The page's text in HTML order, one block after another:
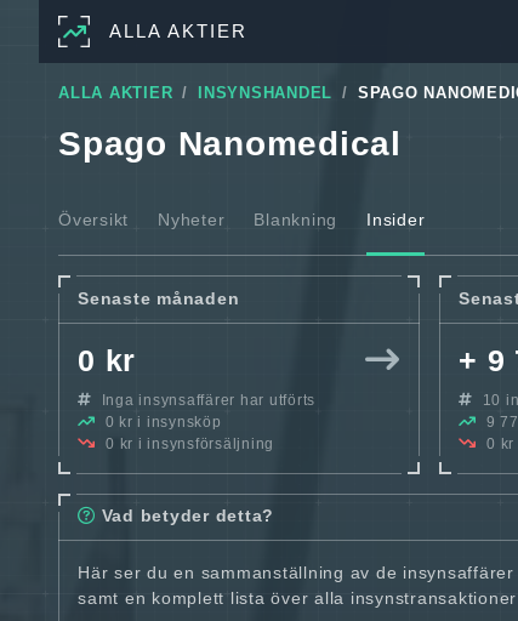
ALLA AKTIER
ALLA AKTIER INSYNSHANDEL SPAGO
Spago Nanomedical
Översikt Nyheter Blankning Insider
Senaste månaden
0 kr
Inga insynsaffärer har utförts
0 kr i insynsköp
0 kr i insynsförsäljning
+ 9
10
9
0 kr
Vad betyder detta?
Här ser du en sammanställning av de
samt en komplett lista över alla